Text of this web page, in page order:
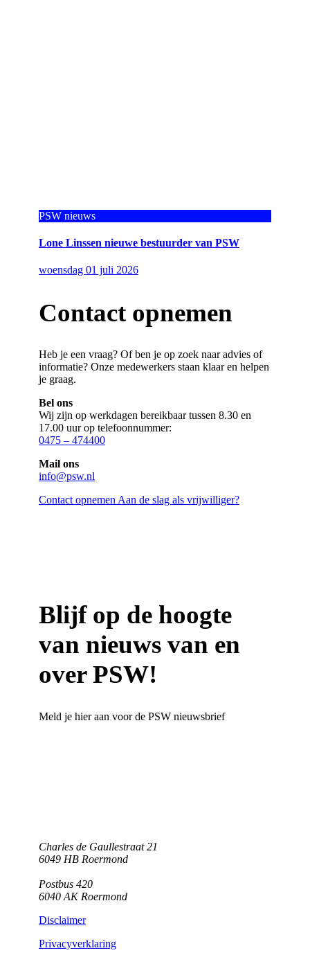
PSW nieuws
Lone Linssen nieuwe bestuurder van PSW
woensdag 01 juli 2026
Contact opnemen
Heb je een vraag? Of ben je op zoek naar advies of
informatie? Onze medewerkers staan klaar en helpen
je graag.
Bel ons
Wij zijn op werkdagen bereikbaar tussen 8.30 en
17.00 uur op telefoonnummer:
0475 – 474400
Mail ons
info@psw.nl
Contact opnemenAan de slag als vrijwilliger?
Blijf op de hoogte
van nieuws van en
over PSW!
Meld je hier aan voor de PSW nieuwsbrief
Charles de Gaullestraat 21
6049 HB Roermond
Postbus 420
6040 AK Roermond
Disclaimer
Privacyverklaring